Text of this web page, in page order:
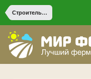
Строительство на ферме